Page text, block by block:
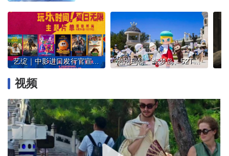
艺绽｜中影进口发行官宣“银幕碰头计划”，首期片单重磅来袭 泡泡玛特、奇梦岛、52TOYS……潮玩IP组团亮相首届中国新文创市集
视频